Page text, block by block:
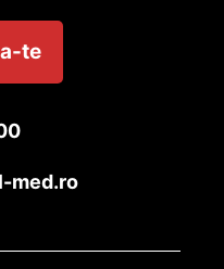
te
med.ro